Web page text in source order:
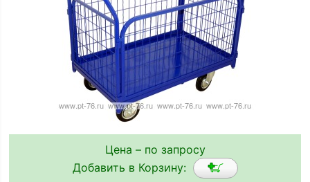
Цена – по запросу
Добавить в Корзину: